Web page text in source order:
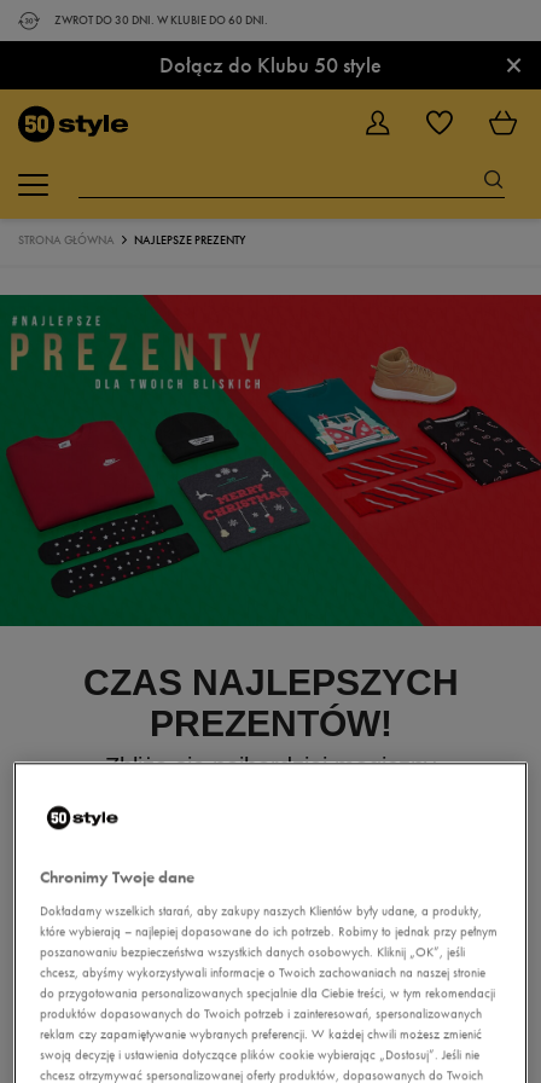
ZWROT DO 30 DNI. W KLUBIE DO 60 DNI.
Dołącz do Klubu 50 style ×
STRONA GŁÓWNA NAJLEPSZE PREZENTY
CZAS NAJLEPSZYCH
PREZENTÓW!
Zbliża się najbardziej magiczny
Po pierwsze, spędź je z
bliskimi. Bo Better Together!*
Po drugie, dziel się radością i
prezentami. Te ostatnie
znajdziesz w 50 style. Wybieraj
spośród znanych marek - Nike,
adidas, Puma czy Umbro w
super cenach. Obdaruj bliskich
Chronimy Twoje dane
Dokładamy wszelkich starań, aby zakupy naszych Klientów były udane, a produkty,
które wybierają – najlepiej dopasowane do ich potrzeb. Robimy to jednak przy pełnym
poszanowaniu bezpieczeństwa wszystkich danych osobowych. Kliknij „OK”, jeśli
chcesz, abyśmy wykorzystywali informacje o Twoich zachowaniach na naszej stronie
do przygotowania personalizowanych specjalnie dla Ciebie treści, w tym rekomendacji
produktów dopasowanych do Twoich potrzeb i zainteresowań, spersonalizowanych
reklam czy zapamiętywanie wybranych preferencji. W każdej chwili możesz zmienić
swoją decyzję i ustawienia dotyczące plików cookie wybierając „Dostosuj”. Jeśli nie
chcesz otrzymywać spersonalizowanej oferty produktów, dopasowanych do Twoich